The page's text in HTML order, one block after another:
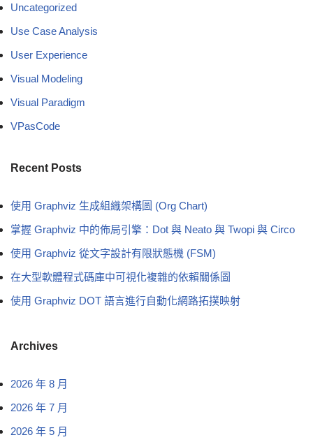
Uncategorized
Use Case Analysis
User Experience
Visual Modeling
Visual Paradigm
VPasCode
Recent Posts
使用 Graphviz 生成組織架構圖 (Org Chart)
掌握 Graphviz 中的佈局引擎：Dot 與 Neato 與 Twopi 與 Circo
使用 Graphviz 從文字設計有限狀態機 (FSM)
在大型軟體程式碼庫中可視化複雜的依賴關係圖
使用 Graphviz DOT 語言進行自動化網路拓撲映射
Archives
2026 年 8 月
2026 年 7 月
2026 年 5 月